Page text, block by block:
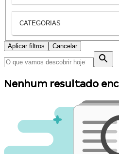
CATEGORIAS
Aplicar filtros Cancelar
Nenhum resultado